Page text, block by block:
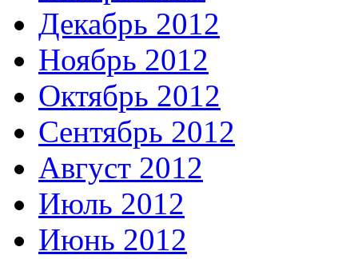
Декабрь 2012
Ноябрь 2012
Октябрь 2012
Сентябрь 2012
Август 2012
Июль 2012
Июнь 2012